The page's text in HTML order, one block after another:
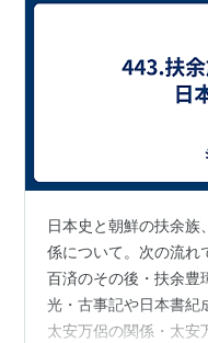
女真
エヴェンキ
オロチョン
ウィルタ（オロッコ
日本史と朝鮮の扶余族
係について。次の流れ
百済のその後・扶余豊
光・古事記や日本書紀
太安万侶の関係・太安